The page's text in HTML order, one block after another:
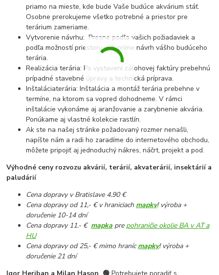
priamo na mieste, kde bude Vaše budúce akvárium stáť.
Osobne prerokujeme všetko potrebné a priestor pre
terárium zameriame.
Vytvorenie návrhu: Presne podľa vašich požiadaviek a
podľa možností priestoru vytvoríme návrh vášho budúceho
terária.
Realizácia terária: Po vystavení zálohovej faktúry prebehnú
prípadné stavebné úpravy a technická príprava.
Inštaláciaterária: Inštalácia a montáž terária prebehne v
termíne, na ktorom sa vopred dohodneme. V rámci
inštalácie vykonáme aj aranžovanie a zarybnenie akvária.
Ponúkame aj vlastné kolekcie rastlín.
Ak ste na našej stránke požadovaný rozmer nenašli,
napíšte nám a radi ho zaradíme do internetového obchodu,
môžete pripojiť aj jednoduchý nákres, náčrt, projekt a pod.
Výhodné ceny rozvozu akvárií, terárií, akvaterárií, insektárií a
paludárií
Cena dopravy v Bratislave 4.90 €
Cena dopravy od 11,- € v hraniciach mapky! výroba +
doručenie 10-14 dní
Cena dopravy 11.- € mapka pre pohraničie okolie BA v AT a
HU
Cena dopravy od 25,- € mimo hranícmapky! výroba +
doručenie 21 dní